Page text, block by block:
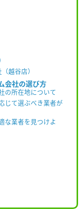
越谷店）
会社の選び方
の所在地について
じて選ぶべき業者が
な業者を見つけよ